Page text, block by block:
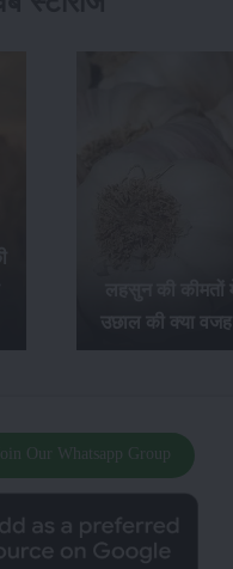
खेती से किसानों
अच्छा
Join Our Whatsapp Group